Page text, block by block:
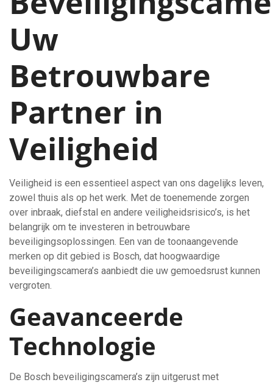
Uw
Betrouwbare
Partner in
Veiligheid
Veiligheid is een essentieel aspect van ons dagelijks leven,
zowel thuis als op het werk. Met de toenemende zorgen
over inbraak, diefstal en andere veiligheidsrisico’s, is het
belangrijk om te investeren in betrouwbare
beveiligingsoplossingen. Een van de toonaangevende
merken op dit gebied is Bosch, dat hoogwaardige
beveiligingscamera’s aanbiedt die uw gemoedsrust kunnen
vergroten.
Geavanceerde
Technologie
De Bosch beveiligingscamera’s zijn uitgerust met